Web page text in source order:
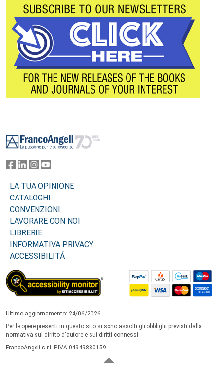
LA TUA OPINIONE
CATALOGHI
CONVENZIONI
LAVORARE CON NOI
LIBRERIE
INFORMATIVA PRIVACY
ACCESSIBILITÁ
Ultimo aggiornamento: 24/06/2026
Per le opere presenti in questo sito si sono assolti gli obblighi previsti dalla
normativa sul diritto d'autore e sui diritti connessi.
FrancoAngeli s.r.l. P.IVA 04949880159